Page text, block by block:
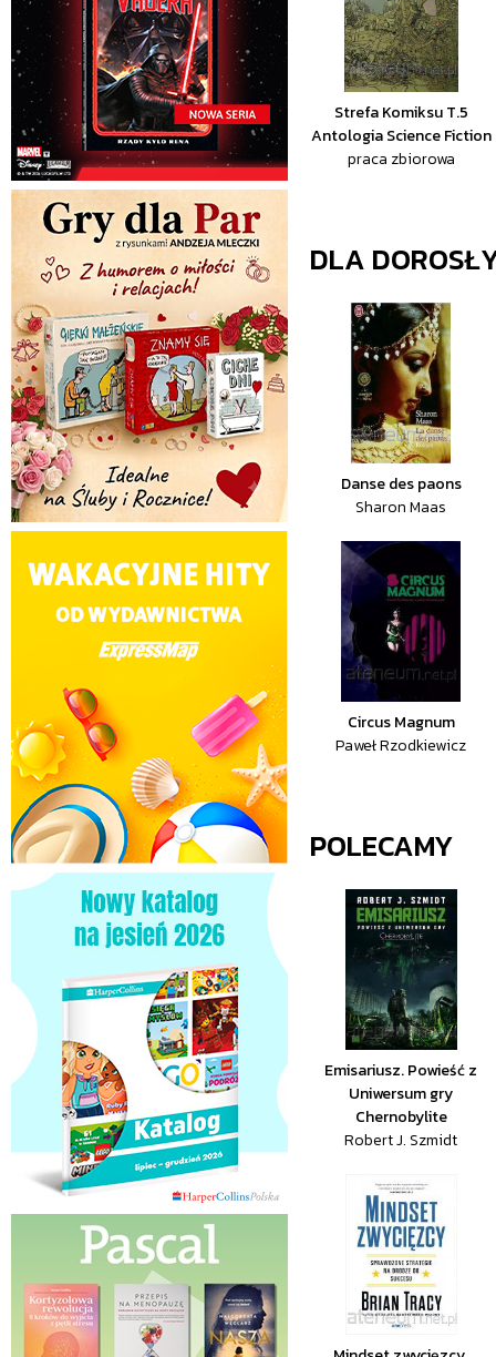
Strefa Komiksu T.5
Antologia Science Fiction
praca zbiorowa
DLA
Danse des paons
Sharon Maas
Circus Magnum
Paweł Rzodkiewicz
POLECAMY
Emisariusz. Powieść z
Uniwersum gry
Chernobylite
Robert J. Szmidt